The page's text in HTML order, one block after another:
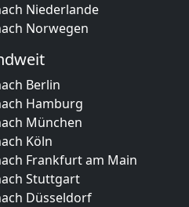
Niederlande
Norwegen
Berlin
Hamburg
München
Köln
Frankfurt am Main
Stuttgart
Düsseldorf